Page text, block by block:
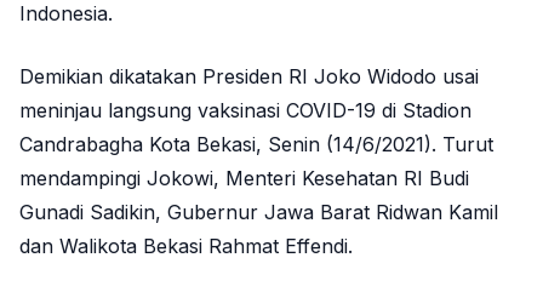
Indonesia.
Demikian dikatakan Presiden RI Joko Widodo usai
meninjau langsung vaksinasi COVID-19 di Stadion
Candrabagha Kota Bekasi, Senin (14/6/2021). Turut
mendampingi Jokowi, Menteri Kesehatan RI Budi
Gunadi Sadikin, Gubernur Jawa Barat Ridwan Kamil
dan Walikota Bekasi Rahmat Effendi.